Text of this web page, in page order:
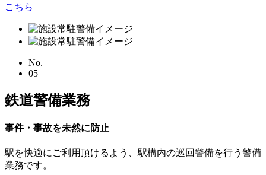
こちら
No.
05
鉄道警備業務
事件・事故を未然に防止
駅を快適にご利用頂けるよう、駅構内の巡回警備を行う警備
業務です。